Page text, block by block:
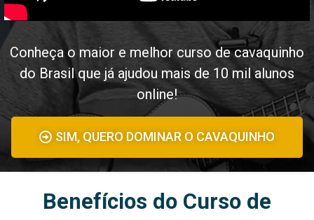
Conheça o maior e melhor curso de cavaquinho
do Brasil que já ajudou mais de 10 mil alunos
online!
SIM, QUERO DOMINAR O CAVAQUINHO
Benefícios do Curso de